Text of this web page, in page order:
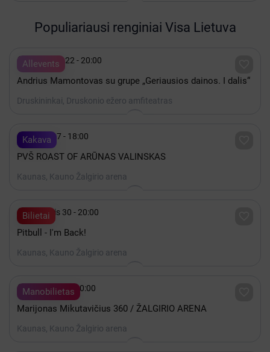
Populiariausi renginiai Visa Lietuva
Allevents
 Rugpjūtis 22 - 20:00
Andrius Mamontovas su grupe „Geriausios dainos. I dalis“
Druskininkai, Druskonio ežero amfiteatras
Kakava
 Spalis 17 - 18:00
PVŠ ROAST OF ARŪNAS VALINSKAS
Kaunas, Kauno Žalgirio arena
Bilietai
 Lapkritis 30 - 20:00
Pitbull - I'm Back!
Kaunas, Kauno Žalgirio arena
Manobilietas
 Gruodis 19 - 20:00
Marijonas Mikutavičius 360 / ŽALGIRIO ARENA
Kaunas, Kauno Žalgirio arena